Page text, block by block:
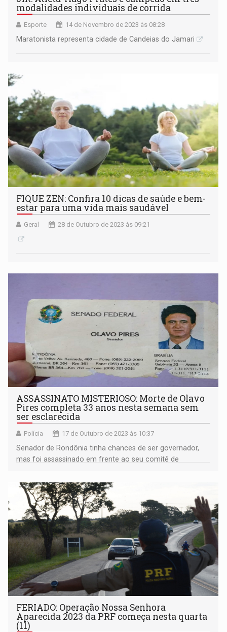
modalidades individuais de corrida
Esporte 14 de Novembro de 2023 às 08:28
Maratonista representa cidade de Candeias do Jamari
FIQUE ZEN: Confira 10 dicas de saúde e bem-
estar para uma vida mais saudável
Geral 28 de Outubro de 2023 às 09:21
ASSASSINATO MISTERIOSO: Morte de Olavo
Pires completa 33 anos nesta semana sem
ser esclarecida
Polícia 17 de Outubro de 2023 às 10:37
Senador de Rondônia tinha chances de ser governador,
mas foi assassinado em frente ao seu comitê de
FERIADO: Operação Nossa Senhora
Aparecida 2023 da PRF começa nesta quarta
(11)